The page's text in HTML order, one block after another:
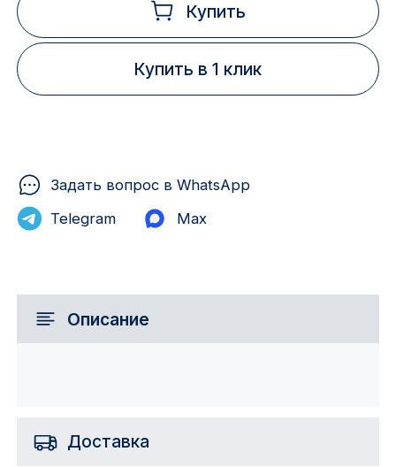
Купить
Купить в 1 клик
Задать вопрос в WhatsApp
Telegram
Max
Описание
Доставка